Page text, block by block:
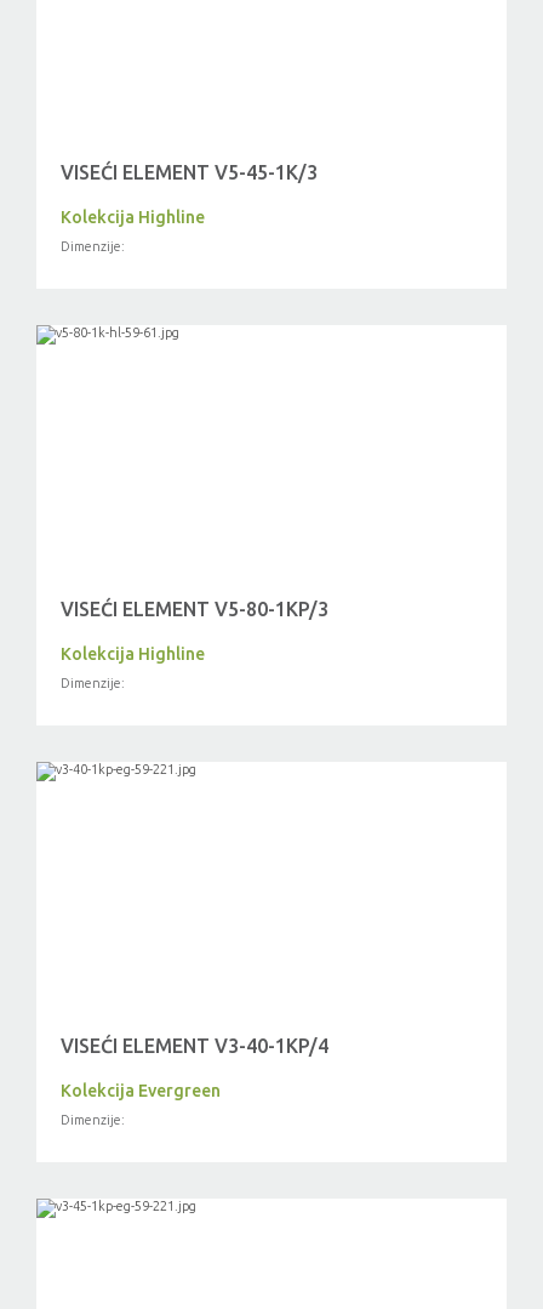
VISEĆI ELEMENT V5-45-1K/3
Kolekcija Highline
Dimenzije:
VISEĆI ELEMENT V5-80-1KP/3
Kolekcija Highline
Dimenzije:
VISEĆI ELEMENT V3-40-1KP/4
Kolekcija Evergreen
Dimenzije: